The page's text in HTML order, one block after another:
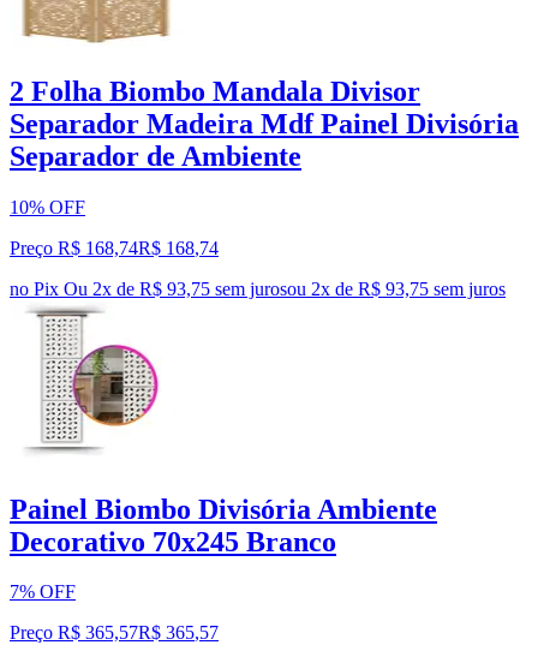
2 Folha Biombo Mandala Divisor
Separador Madeira Mdf Painel Divisória
Separador de Ambiente
10% OFF
Preço R$ 168,74R$ 168,74
no Pix Ou 2x de R$ 93,75 sem jurosou 2x de R$ 93,75 sem juros
Painel Biombo Divisória Ambiente
Decorativo 70x245 Branco
7% OFF
Preço R$ 365,57R$ 365,57